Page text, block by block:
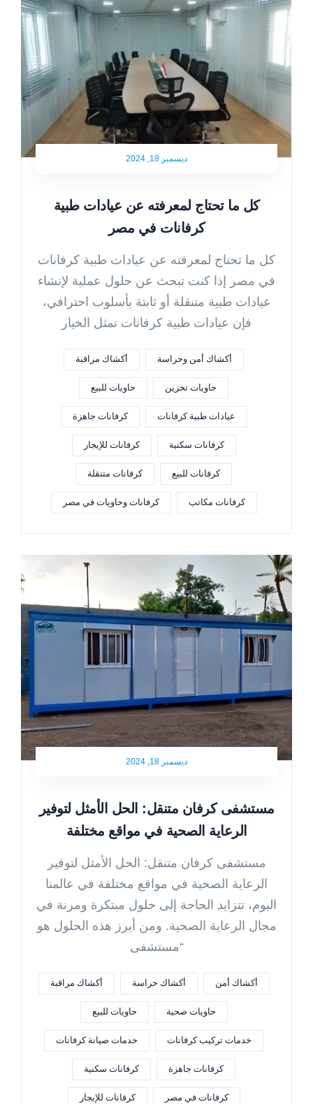
ديسمبر 18, 2024
كل ما تحتاج لمعرفته عن عيادات طبية
كرفانات في مصر
كل ما تحتاج لمعرفته عن عيادات طبية كرفانات
في مصر إذا كنت تبحث عن حلول عملية لإنشاء
عيادات طبية متنقلة أو ثابتة بأسلوب احترافي،
فإن عيادات طبية كرفانات تمثل الخيار
أكشاك أمن وحراسة أكشاك مراقبة
حاويات تخزين حاويات للبيع
عيادات طبية كرفانات كرفانات جاهزة
كرفانات سكنية كرفانات للإيجار
كرفانات للبيع كرفانات متنقلة
كرفانات مكاتب كرفانات وحاويات في مصر
ديسمبر 18, 2024
مستشفى كرفان متنقل: الحل الأمثل لتوفير
الرعاية الصحية في مواقع مختلفة
مستشفى كرفان متنقل: الحل الأمثل لتوفير
الرعاية الصحية في مواقع مختلفة في عالمنا
اليوم، تتزايد الحاجة إلى حلول مبتكرة ومرنة في
مجال الرعاية الصحية. ومن أبرز هذه الحلول هو
“مستشفى
أكشاك أمن أكشاك حراسة أكشاك مراقبة
حاويات صحية حاويات للبيع
خدمات تركيب كرفانات خدمات صيانة كرفانات
كرفانات جاهزة كرفانات سكنية
كرفانات في مصر كرفانات للإيجار